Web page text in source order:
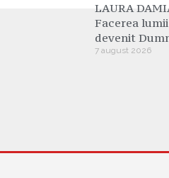
LAURA
Facerea
devenit
7 august 2026